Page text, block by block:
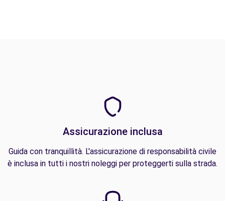
Assicurazione inclusa
Guida con tranquillità. L'assicurazione di responsabilità civile
è inclusa in tutti i nostri noleggi per proteggerti sulla strada.